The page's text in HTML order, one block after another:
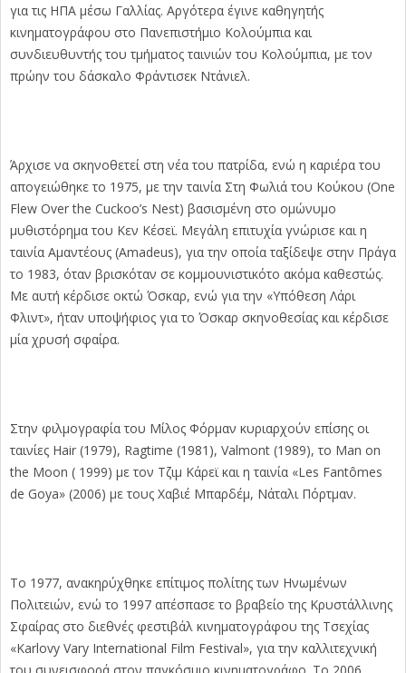
για τις ΗΠΑ μέσω Γαλλίας. Αργότερα έγινε καθηγητής
κινηματογράφου στο Πανεπιστήμιο Κολούμπια και
συνδιευθυντής του τμήματος ταινιών του Κολούμπια, με τον
πρώην του δάσκαλο Φράντισεκ Ντάνιελ.
Άρχισε να σκηνοθετεί στη νέα του πατρίδα, ενώ η καριέρα του
απογειώθηκε το 1975, με την ταινία Στη Φωλιά του Κούκου (One
Flew Over the Cuckoo’s Nest) βασισμένη στο ομώνυμο
μυθιστόρημα του Κεν Κέσεϊ. Μεγάλη επιτυχία γνώρισε και η
ταινία Αμαντέους (Amadeus), για την οποία ταξίδεψε στην Πράγα
το 1983, όταν βρισκόταν σε κομμουνιστικότο ακόμα καθεστώς.
Με αυτή κέρδισε οκτώ Όσκαρ, ενώ για την «Υπόθεση Λάρι
Φλιντ», ήταν υποψήφιος για το Όσκαρ σκηνοθεσίας και κέρδισε
μία χρυσή σφαίρα.
Στην φιλμογραφία του Μίλος Φόρμαν κυριαρχούν επίσης οι
ταινίες Hair (1979), Ragtime (1981), Valmont (1989), το Man on
the Moon ( 1999) με τον Τζιμ Κάρεϊ και η ταινία «Les Fantômes
de Goya» (2006) με τους Χαβιέ Μπαρδέμ, Νάταλι Πόρτμαν.
Το 1977, ανακηρύχθηκε επίτιμος πολίτης των Ηνωμένων
Πολιτειών, ενώ το 1997 απέσπασε το βραβείο της Κρυστάλλινης
Σφαίρας στο διεθνές φεστιβάλ κινηματογράφου της Τσεχίας
«Karlovy Vary International Film Festival», για την καλλιτεχνική